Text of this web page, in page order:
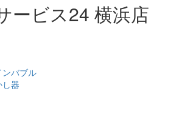
ービス24 横浜店
バブル
器